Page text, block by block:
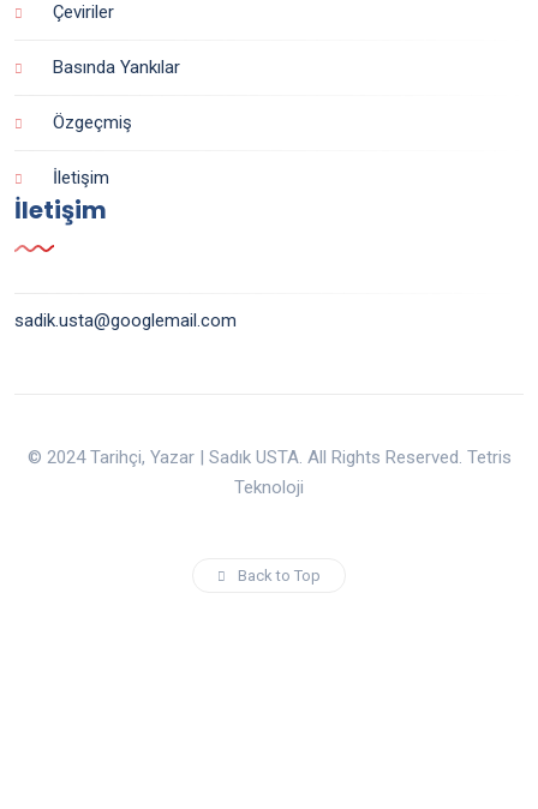
Çeviriler
Basında Yankılar
Özgeçmiş
İletişim
İletişim
sadik.usta@googlemail.com
© 2024 Tarihçi, Yazar | Sadık USTA. All Rights Reserved. Tetris
Teknoloji
Back to Top